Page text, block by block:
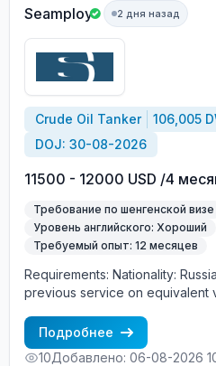
Seamploy 2 дня назад
Crude Oil Tanker
106,005
DOJ: 30-08-2026
11500 - 12000 USD /4
Требование по шенгенской визе
Уровень английского: Хороший
Требуемый опыт: 12 месяцев
Requirements: Nationality:
previous service on equivalent
Подробнее
10Добавлено: 06-08-2026